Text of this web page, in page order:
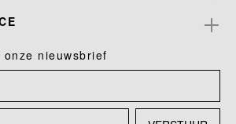
nieuwsbrief